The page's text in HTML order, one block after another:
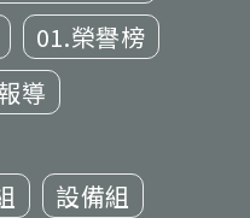
01.榮譽榜
導
設備組